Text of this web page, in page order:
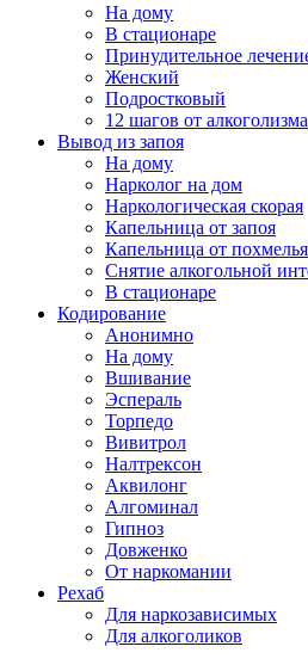
На дому
В стационаре
Принудительное
Женский
Подростковый
12 шагов от алкоголизма
Вывод из запоя
На дому
Нарколог на дом
Наркологическая скорая
Капельница от запоя
Капельница от похмелья
Снятие алкогольной
В стационаре
Кодирование
Анонимно
На дому
Вшивание
Эспераль
Торпедо
Вивитрол
Налтрексон
Аквилонг
Алгоминал
Гипноз
Довженко
От наркомании
Рехаб
Для наркозависимых
Для алкоголиков